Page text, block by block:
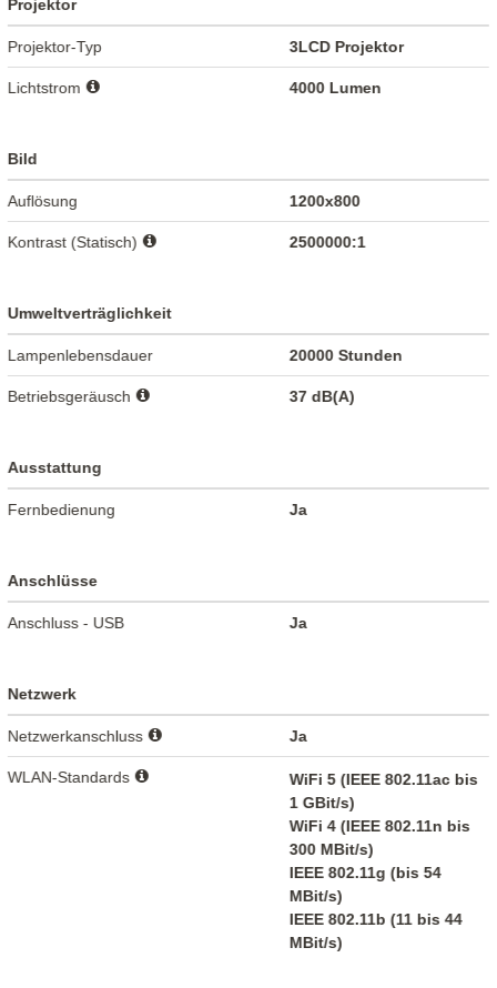
Projektor
Projektor-Typ 3LCD Projektor
Lichtstrom 4000 Lumen
Bild
Auflösung 1200x800
Kontrast (Statisch) 2500000:1
Umweltverträglichkeit
Lampenlebensdauer 20000 Stunden
Betriebsgeräusch 37 dB(A)
Ausstattung
Fernbedienung Ja
Anschlüsse
Anschluss - USB Ja
Netzwerk
Netzwerkanschluss Ja
WLAN-Standards
WiFi 5 (IEEE 802.11ac bis
1 GBit/s)
WiFi 4 (IEEE 802.11n bis
300 MBit/s)
IEEE 802.11g (bis 54
MBit/s)
IEEE 802.11b (11 bis 44
MBit/s)